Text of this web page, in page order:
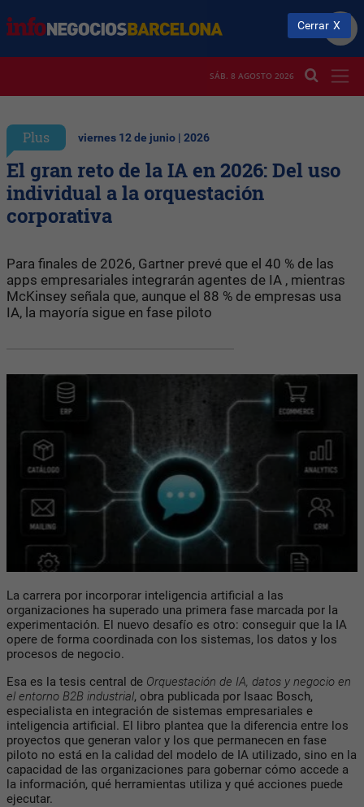
SÁB. 8 AGOSTO 2026
Plus viernes 12 de junio | 2026
El gran reto de la IA en 2026: Del uso
individual a la orquestación
corporativa
Para finales de 2026, Gartner prevé que el 40 % de las
apps empresariales integrarán agentes de IA , mientras
McKinsey señala que, aunque el 88 % de empresas usa
IA, la mayoría sigue en fase piloto
La carrera por incorporar inteligencia artificial a las
organizaciones ha superado una primera fase marcada por la
experimentación. El nuevo desafío es otro: conseguir que la IA
opere de forma coordinada con los sistemas, los datos y los
procesos de negocio.
Esa es la tesis central de Orquestación de IA, datos y negocio en
el entorno B2B industrial, obra publicada por Isaac Bosch,
especialista en integración de sistemas empresariales e
inteligencia artificial. El libro plantea que la diferencia entre los
proyectos que generan valor y los que permanecen en fase
piloto no está en la calidad del modelo de IA utilizado, sino en la
capacidad de las organizaciones para gobernar cómo accede a
la información, qué herramientas utiliza y qué acciones puede
ejecutar.
Cerrar